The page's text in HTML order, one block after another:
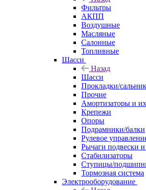
Фильтры
АКПП
Воздушные
Масляные
Салонные
Топливные
Шасси
Назад
Шасси
Прокладки/
Прочие
Амортизаторы и
Крепежи
Опоры
Подрамники/балки
Рулевое
Рычаги подвески и
Стабилизаторы
Ступицы/
Тормозная система
Электрооборудование